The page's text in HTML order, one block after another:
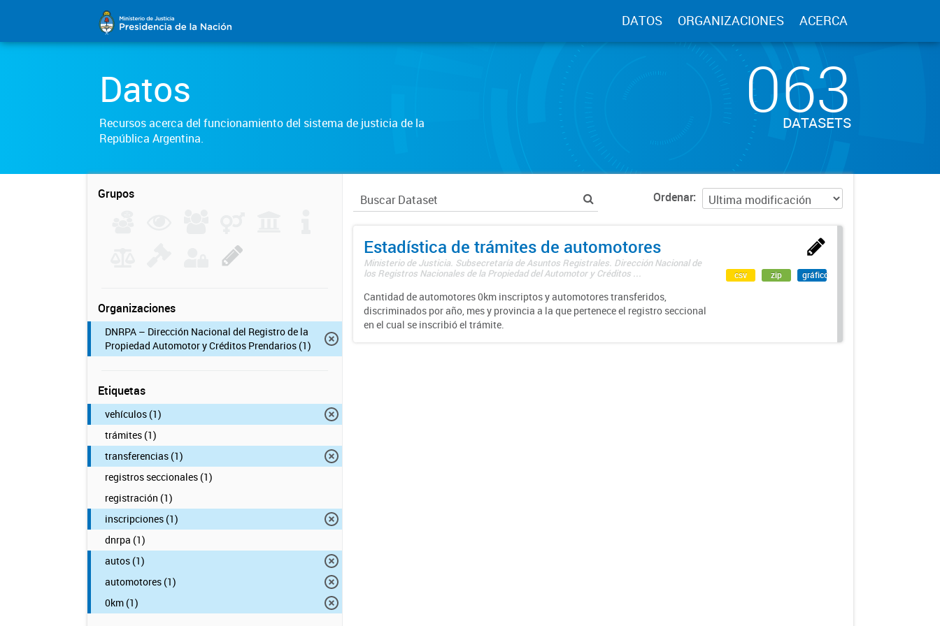
DATOS ORGANIZACIONES ACERCA
Datos
Recursos acerca del funcionamiento del sistema de justicia de la
República Argentina.
063
DATASETS
Grupos
Organizaciones
DNRPA – Dirección Nacional del Registro de la
Propiedad Automotor y Créditos Prendarios (1)
Etiquetas
vehículos (1)
trámites (1)
transferencias (1)
registros seccionales (1)
registración (1)
inscripciones (1)
dnrpa (1)
autos (1)
automotores (1)
0km (1)
Ordenar
Estadística de trámites de automotores
Ministerio de Justicia. Subsecretaría de Asuntos Registrales. Dirección Nacional de
los Registros Nacionales de la Propiedad del Automotor y Créditos ...
Cantidad de automotores 0km inscriptos y automotores transferidos,
discriminados por año, mes y provincia a la que pertenece el registro seccional
en el cual se inscribió el trámite.
csv zip gráfico